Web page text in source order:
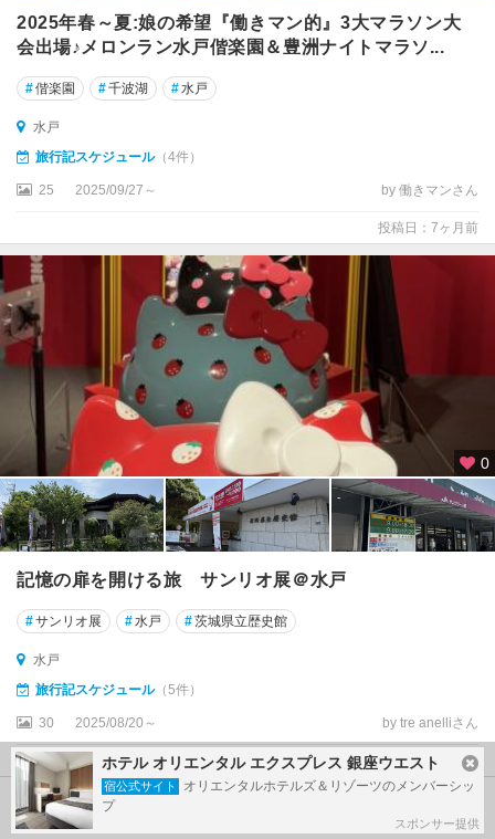
2025年春～夏:娘の希望『働きマン的』3大マラソン大
会出場♪メロンラン水戸偕楽園＆豊洲ナイトマラソ...
#偕楽園 #千波湖 #水戸
水戸
旅行記スケジュール（4件）
25 2025/09/27～ by 働きマンさん
投稿日：7ヶ月前
0
記憶の扉を開ける旅 サンリオ展＠水戸
#サンリオ展 #水戸 #茨城県立歴史館
水戸
旅行記スケジュール（5件）
30 2025/08/20～ by tre anelliさん
投稿日：10ヶ月前
ホテル オリエンタル エクスプレス 銀座ウエスト
宿公式サイト
オリエンタルホテルズ＆リゾーツのメンバーシッ
プ
スポンサー提供